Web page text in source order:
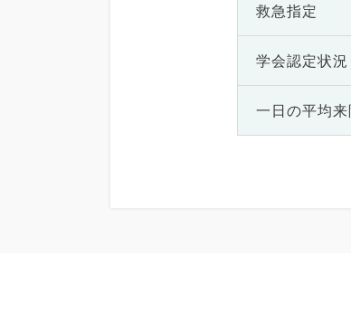
救急指定
学会認定状況
一日の平均来